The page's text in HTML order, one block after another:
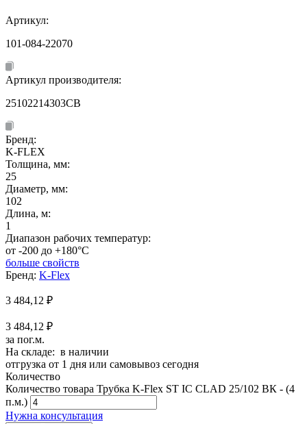
Артикул:
101-084-22070
Артикул производителя:
25102214303CB
Бренд:
K-FLEX
Толщина, мм:
25
Диаметр, мм:
102
Длина, м:
1
Диапазон рабочих температур:
от -200 до +180°C
больше свойств
Бренд: K-Flex
3 484,12 ₽
3 484,12 ₽
за пог.м.
На складе: в наличии
отгрузка от 1 дня или самовывоз сегодня
Количество
Количество товара Трубка K-Flex ST IC CLAD 25/102 ВК - (4
п.м.)
Нужна консультация